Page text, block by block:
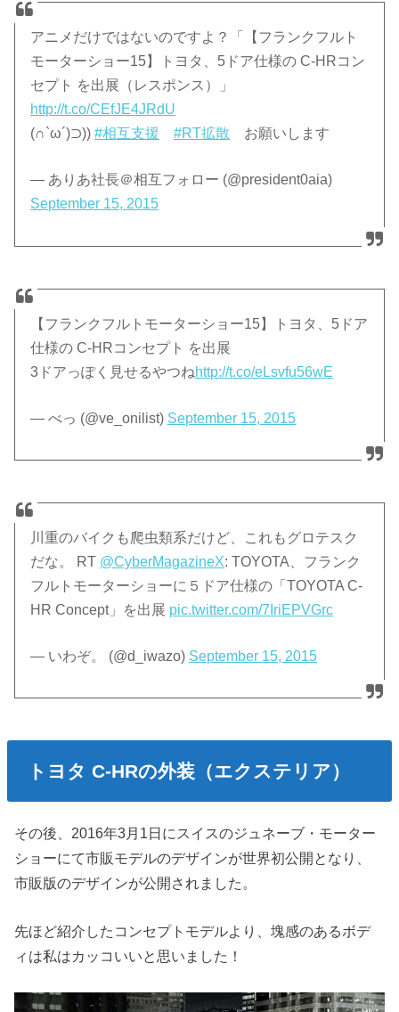
アニメだけではないのですよ？「【フランクフルト
モーターショー15】トヨタ、5ドア仕様の C-HRコン
セプト を出展（レスポンス）」
http://t.co/CEfJE4JRdU
(∩`ω´)⊃))#相互支援 #RT拡散 お願いします
— ありあ社長＠相互フォロー (@president0aia)
September 15, 2015
【フランクフルトモーターショー15】トヨタ、5ドア
仕様の C-HRコンセプト を出展
3ドアっぽく見せるやつねhttp://t.co/eLsvfu56wE
— べっ (@ve_onilist) September 15, 2015
川重のバイクも爬虫類系だけど、これもグロテスク
だな。 RT @CyberMagazineX: TOYOTA、フランク
フルトモーターショーに５ドア仕様の「TOYOTA C-
HR Concept」を出展 pic.twitter.com/7IriEPVGrc
— いわぞ。 (@d_iwazo) September 15, 2015
トヨタ C-HRの外装（エクステリア）
その後、2016年3月1日にスイスのジュネーブ・モーター
ショーにて市販モデルのデザインが世界初公開となり、
市販版のデザインが公開されました。
先ほど紹介したコンセプトモデルより、塊感のあるボデ
ィは私はカッコいいと思いました！